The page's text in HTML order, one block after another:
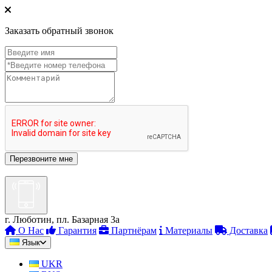
Заказать обратный звонок
г. Люботин, пл. Базарная 3а
О Нас
Гарантия Партнёрам Материалы Доставка
Язык
UKR